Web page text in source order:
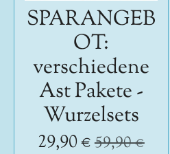
SPARANGEB
OT:
verschiedene
Ast Pakete -
Wurzelsets
29,90 €59,90 €